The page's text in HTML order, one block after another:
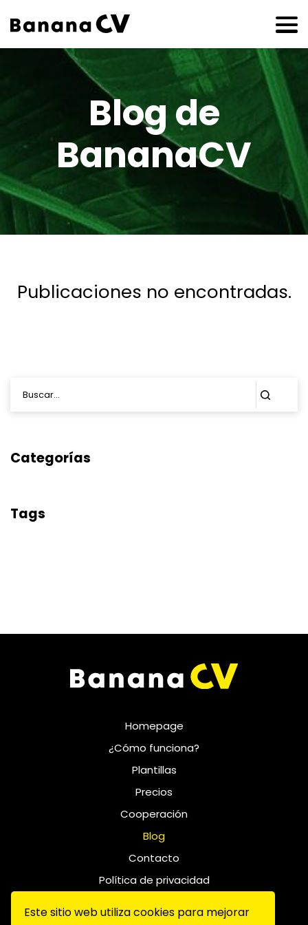
Blog de
BananaCV
Publicaciones no encontradas.
Categorías
Tags
Homepage
¿Cómo funciona?
Plantillas
Precios
Cooperación
Blog
Contacto
Política de privacidad
Este sitio web utiliza cookies para mejorar